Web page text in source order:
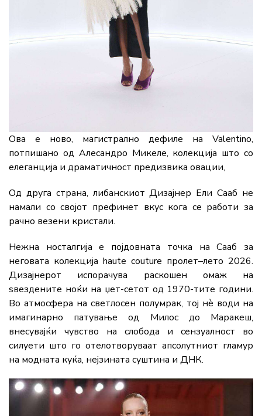
Ова е ново, магистрално дефиле на Valentino,
потпишано од Алесандро Микеле, колекција што со
елеганција и драматичност предизвика овации,
Од друга страна, либанскиот Дизајнер Ели Сааб не
намали со својот префинет вкус кога се работи за
рачно везени кристали.
Нежна носталгија е појдовната точка на Сааб за
неговата колекција haute couture пролет–лето 2026.
Дизајнерот испорачува раскошен омаж на
ѕвездените ноќи на џет-сетот од 1970-тите години.
Во атмосфера на светлосен полумрак, тој нè води на
имагинарно патување од Милос до Маракеш,
внесувајќи чувство на слобода и сензуалност во
силуети што го отелотворуваат апсолутниот гламур
на модната куќа, нејзината суштина и ДНК.